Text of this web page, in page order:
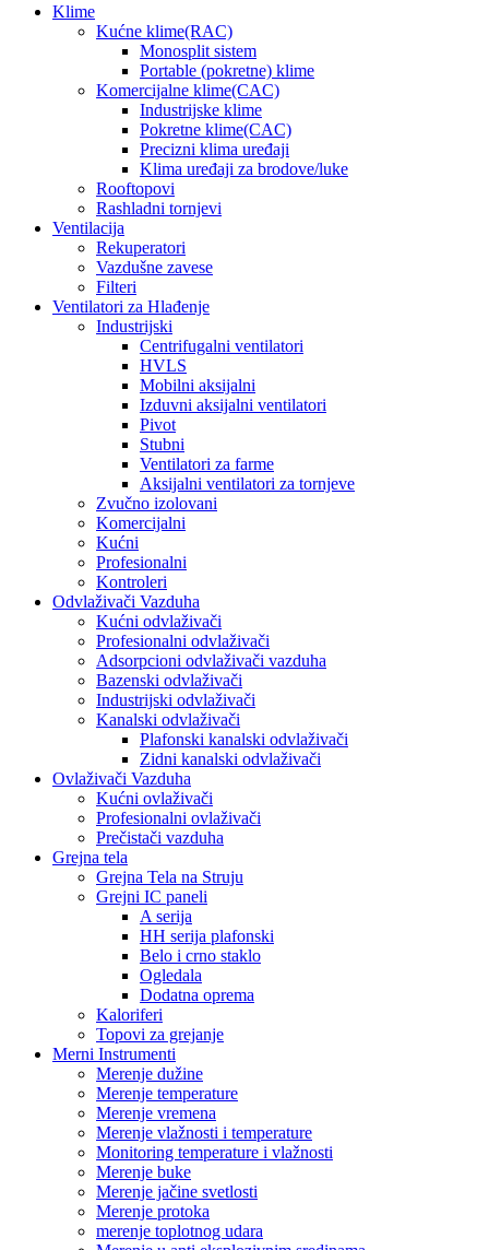
Klime
Kućne klime(RAC)
Monosplit sistem
Portable (pokretne) klime
Komercijalne klime(CAC)
Industrijske klime
Pokretne klime(CAC)
Precizni klima uređaji
Klima uređaji za brodove/luke
Rooftopovi
Rashladni tornjevi
Ventilacija
Rekuperatori
Vazdušne zavese
Filteri
Ventilatori za Hlađenje
Industrijski
Centrifugalni ventilatori
HVLS
Mobilni aksijalni
Izduvni aksijalni ventilatori
Pivot
Stubni
Ventilatori za farme
Aksijalni ventilatori za tornjeve
Zvučno izolovani
Komercijalni
Kućni
Profesionalni
Kontroleri
Odvlaživači Vazduha
Kućni odvlaživači
Profesionalni odvlaživači
Adsorpcioni odvlaživači vazduha
Bazenski odvlaživači
Industrijski odvlaživači
Kanalski odvlaživači
Plafonski kanalski odvlaživači
Zidni kanalski odvlaživači
Ovlaživači Vazduha
Kućni ovlaživači
Profesionalni ovlaživači
Prečistači vazduha
Grejna tela
Grejna Tela na Struju
Grejni IC paneli
A serija
HH serija plafonski
Belo i crno staklo
Ogledala
Dodatna oprema
Kaloriferi
Topovi za grejanje
Merni Instrumenti
Merenje dužine
Merenje temperature
Merenje vremena
Merenje vlažnosti i temperature
Monitoring temperature i vlažnosti
Merenje buke
Merenje jačine svetlosti
Merenje protoka
merenje toplotnog udara